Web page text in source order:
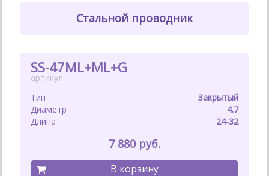
Стальной проводник
Закрытый
4.7
24-32
SS-47ML+ML+G
7 880